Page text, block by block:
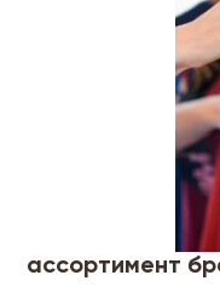
ассортимент